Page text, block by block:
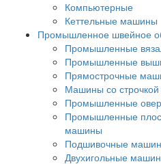
Компьютерные
Кеттельные машины
Промышленное швейное
Промышленные
Промышленные
Прямострочные
Машины со строчкой
Промышленные
Промышленные
машины
Подшивочные
Двухигольные